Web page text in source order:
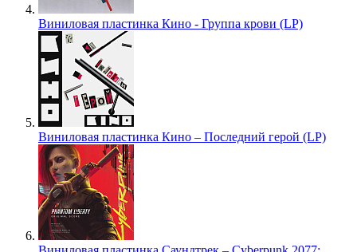
Виниловая пластинка Кино - Группа крови (LP)
Виниловая пластинка Кино – Последний герой (LP)